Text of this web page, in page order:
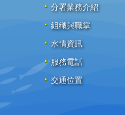
分署業務介紹
組織與職掌
水情資訊
服務電話
交通位置